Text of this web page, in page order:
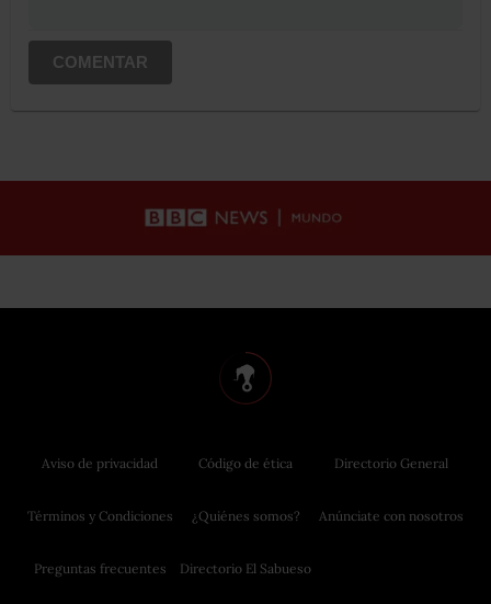
COMENTAR
Aviso de privacidad
Términos y Condiciones
Preguntas frecuentes
Código de ética
¿Quiénes somos?
Directorio El Sabueso
Directorio General
Anúnciate con nosotros